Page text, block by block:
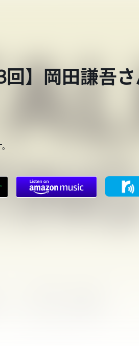
回】岡田謙吾